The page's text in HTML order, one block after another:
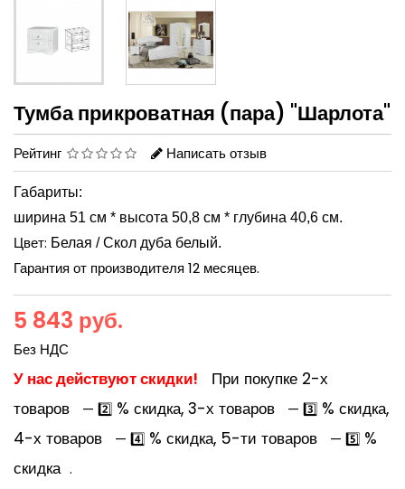
Тумба прикроватная (пара) "Шарлота"
Рейтинг Написать отзыв
Габариты:
ширина 51 см * высота 50,8 см * глубина 40,6 см.
Цвет: Белая / Скол дуба белый.
Гарантия от производителя 12 месяцев.
5 843 руб.
Без НДС
У нас действуют скидки!
При покупке 2-х
товаров
— 2️⃣ % скидка, 3-х товаров — 3️⃣ % скидка,
4-х товаров
— 4️⃣ % скидка, 5-ти товаров — 5️⃣ %
скидка .